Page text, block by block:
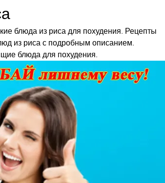
блюда из риса для похудения. Рецепты
из риса с подробным описанием.
блюда для похудения.